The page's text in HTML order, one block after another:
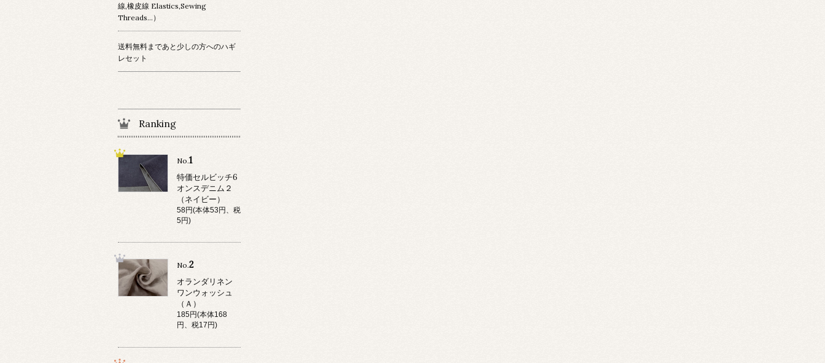
線,橡皮線 Elastics,Sewing
Threads...）
送料無料まであと少しの方へのハギ
レセット
Ranking
No.1
特価セルビッチ6
オンスデニム２
（ネイビー）
58円(本体53円、税
5円)
No.2
オランダリネン
ワンウォッシュ
（Ａ）
185円(本体168
円、税17円)